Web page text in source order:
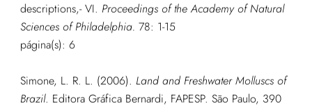
descriptions,- VI. Proceedings of the Academy of Natural
Sciences of Philadelphia. 78: 1-15
página(s): 6
Simone, L. R. L. (2006). Land and Freshwater Molluscs of
Brazil. Editora Gráfica Bernardi, FAPESP. São Paulo, 390